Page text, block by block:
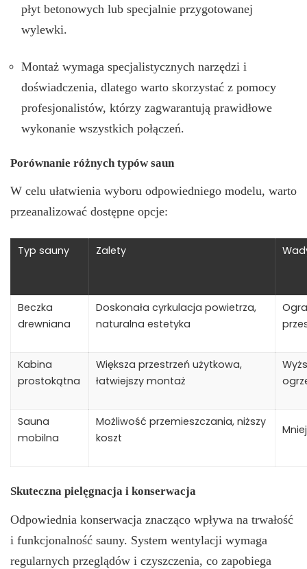
płyt betonowych lub specjalnie przygotowanej
wylewki.
Montaż wymaga specjalistycznych narzędzi i
doświadczenia, dlatego warto skorzystać z pomocy
profesjonalistów, którzy zagwarantują prawidłowe
wykonanie wszystkich połączeń.
Porównanie różnych typów saun
W celu ułatwienia wyboru odpowiedniego modelu, warto
przeanalizować dostępne opcje:
Typ sauny Zalety
Beczka
drewniana
Doskonała cyrkulacja powietrza,
naturalna estetyka
Kabina
prostokątna
Większa przestrzeń użytkowa,
łatwiejszy montaż
Sauna
mobilna
Możliwość przemieszczania, niższy
koszt
Skuteczna pielęgnacja i konserwacja
Odpowiednia konserwacja znacząco wpływa na trwałość
i funkcjonalność sauny. System wentylacji wymaga
regularnych przeglądów i czyszczenia, co zapobiega